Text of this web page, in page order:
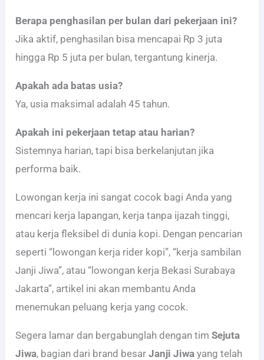
Berapa penghasilan per bulan dari pekerjaan ini?
Jika aktif, penghasilan bisa mencapai Rp 3 juta
hingga Rp 5 juta per bulan, tergantung kinerja.
Apakah ada batas usia?
Ya, usia maksimal adalah 45 tahun.
Apakah ini pekerjaan tetap atau harian?
Sistemnya harian, tapi bisa berkelanjutan jika
performa baik.
Lowongan kerja ini sangat cocok bagi Anda yang
mencari kerja lapangan, kerja tanpa ijazah tinggi,
atau kerja fleksibel di dunia kopi. Dengan pencarian
seperti “lowongan kerja rider kopi”, “kerja sambilan
Janji Jiwa”, atau “lowongan kerja Bekasi Surabaya
Jakarta”, artikel ini akan membantu Anda
menemukan peluang kerja yang cocok.
Segera lamar dan bergabunglah dengan timSejuta
Jiwa, bagian dari brand besarJanji Jiwa yang telah